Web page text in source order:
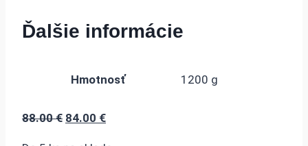
Ďalšie informácie
Hmotnosť 1200 g
88.00€ Pôvodná
84.00 €Aktuálna